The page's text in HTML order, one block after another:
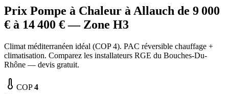
Prix Pompe à Chaleur à Allauch de 9 000
€ à 14 400 € — Zone H3
Climat méditerranéen idéal (COP 4). PAC réversible chauffage +
climatisation. Comparez les installateurs RGE du Bouches-Du-
Rhône — devis gratuit.
COP4